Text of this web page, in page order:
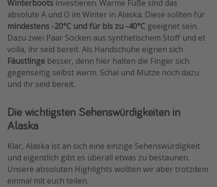
Winterboots investieren. Warme Füße sind das
absolute A und O im Winter in Alaska. Diese sollten für
mindestens -20°C und für bis zu -40°C geeignet sein.
Dazu zwei Paar Socken aus synthetischem Stoff und et
voíla, ihr seid bereit. Als Handschuhe eignen sich
Fäustlinge besser, denn hier halten die Finger sich
gegenseitig selbst warm. Schal und Mütze noch dazu
und ihr seid bereit.
Die wichtigsten Sehenswürdigkeiten in
Alaska
Klar, Alaska ist an sich eine einzige Sehenswürdigkeit
und eigentlich gibt es überall etwas zu bestaunen.
Unsere absoluten Highlights wollten wir aber trotzdem
einmal mit euch teilen.